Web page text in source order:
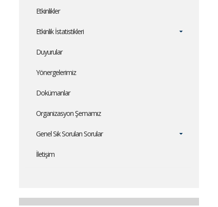
Etkinlikler
Etkinlik İstatistikleri
Duyurular
Yönergelerimiz
Dokümanlar
Organizasyon Şemamız
Genel Sık Sorulan Sorular
İletişim